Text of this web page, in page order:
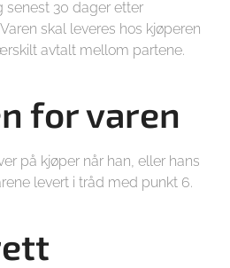
senest 30 dager etter
skal leveres hos kjøperen
avtalt mellom partene.
for varen
på kjøper når han, eller hans
levert i tråd med punkt 6.